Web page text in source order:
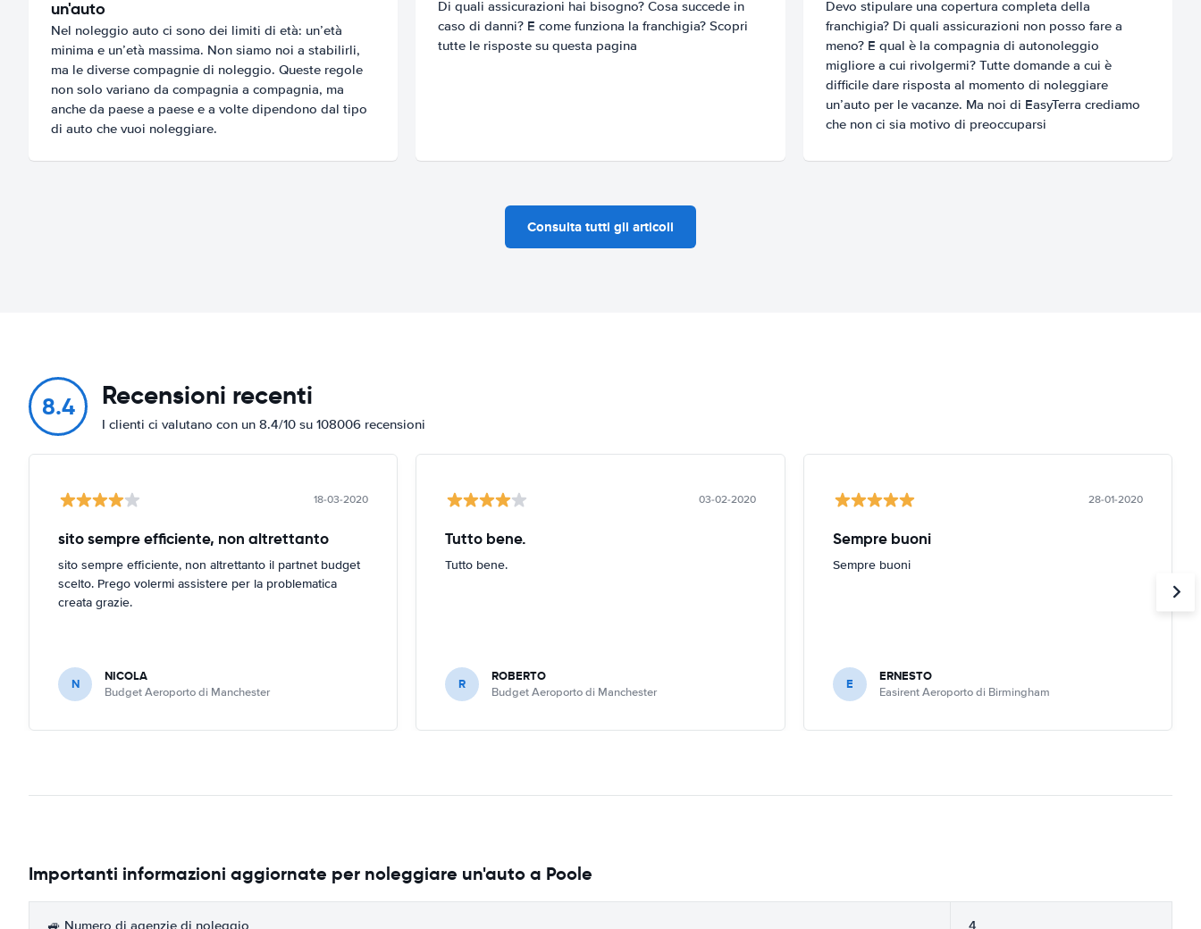
un'auto
Nel noleggio auto ci sono dei limiti di età: un’età
minima e un’età massima. Non siamo noi a stabilirli,
ma le diverse compagnie di noleggio. Queste regole
non solo variano da compagnia a compagnia, ma
anche da paese a paese e a volte dipendono dal tipo
di auto che vuoi noleggiare.
Di quali assicurazioni hai bisogno? Cosa succede in
caso di danni? E come funziona la franchigia? Scopri
tutte le risposte su questa pagina
Devo stipulare una copertura completa della
franchigia? Di quali assicurazioni non posso fare a
meno? E qual è la compagnia di autonoleggio
migliore a cui rivolgermi? Tutte domande a cui è
difficile dare risposta al momento di noleggiare
un’auto per le vacanze. Ma noi di EasyTerra crediamo
che non ci sia motivo di preoccuparsi
Consulta tutti gli articoli
8.4 Recensioni recenti
I clienti ci valutano con un 8.4/10 su 108006 recensioni
18-03-2020
sito sempre efficiente, non altrettanto
sito sempre efficiente, non altrettanto il partnet budget
scelto. Prego volermi assistere per la problematica
creata grazie.
N NICOLA
Budget Aeroporto di Manchester
03-02-2020
Tutto bene.
Tutto bene.
R ROBERTO
Budget Aeroporto di Manchester
28-01-2020
Sempre buoni
Sempre buoni
E ERNESTO
Easirent Aeroporto di Birmingham
Importanti informazioni aggiornate per noleggiare un'auto a Poole
🚙 Numero di agenzie di noleggio 4